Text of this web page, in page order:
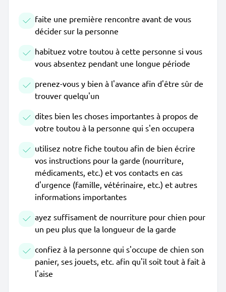
faite une première rencontre avant de vous
décider sur la personne
habituez votre toutou à cette personne si vous
vous absentez pendant une longue période
prenez-vous y bien à l'avance afin d'être sûr de
trouver quelqu'un
dites bien les choses importantes à propos de
votre toutou à la personne qui s'en occupera
utilisez notre fiche toutou afin de bien écrire
vos instructions pour la garde (nourriture,
médicaments, etc.) et vos contacts en cas
d'urgence (famille, vétérinaire, etc.) et autres
informations importantes
ayez suffisament de nourriture pour chien pour
un peu plus que la longueur de la garde
confiez à la personne qui s'occupe de chien son
panier, ses jouets, etc. afin qu'il soit tout à fait à
l'aise